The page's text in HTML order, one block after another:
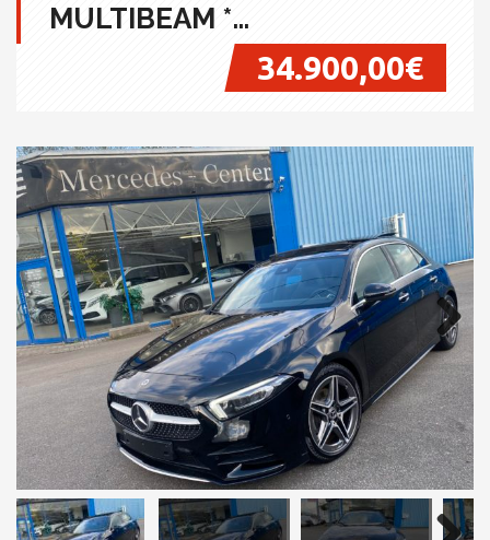
MULTIBEAM *…
34.900,00€
Next